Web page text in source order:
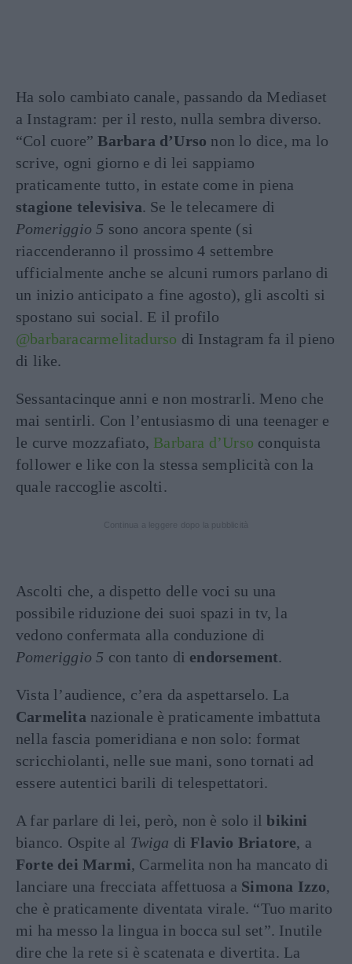
Ha solo cambiato canale, passando da Mediaset
a Instagram: per il resto, nulla sembra diverso.
“Col cuore”Barbara d’Urso non lo dice, ma lo
scrive, ogni giorno e di lei sappiamo
praticamente tutto, in estate come in piena
stagione televisiva. Se le telecamere di
Pomeriggio 5 sono ancora spente (si
riaccenderanno il prossimo 4 settembre
ufficialmente anche se alcuni rumors parlano di
un inizio anticipato a fine agosto), gli ascolti si
spostano sui social. E il profilo
@barbaracarmelitadurso di Instagram fa il pieno
di like.
Sessantacinque anni e non mostrarli. Meno che
mai sentirli. Con l’entusiasmo di una teenager e
le curve mozzafiato, Barbara d’Urso conquista
follower e like con la stessa semplicità con la
quale raccoglie ascolti.
Ascolti che, a dispetto delle voci su una
possibile riduzione dei suoi spazi in tv, la
vedono confermata alla conduzione di
Pomeriggio 5 con tanto di endorsement.
Vista l’audience, c’era da aspettarselo. La
Carmelita nazionale è praticamente imbattuta
nella fascia pomeridiana e non solo: format
scricchiolanti, nelle sue mani, sono tornati ad
essere autentici barili di telespettatori.
A far parlare di lei, però, non è solo ilbikini
bianco. Ospite al Twiga diFlavio Briatore, a
Forte dei Marmi, Carmelita non ha mancato di
lanciare una frecciata affettuosa a Simona Izzo,
che è praticamente diventata virale. “Tuo marito
mi ha messo la lingua in bocca sul set”. Inutile
dire che la rete si è scatenata e divertita. La